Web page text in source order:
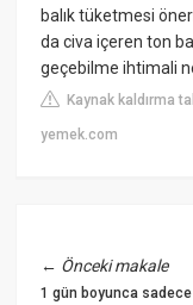
balık tüketmesi
da civa içeren ton
geçebilme ihtimali
Kaynak kaldırma
yemek.com
← Önceki makale
1 gün boyunca